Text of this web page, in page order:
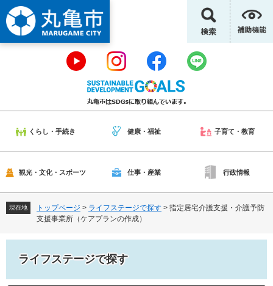
ー
ジ
の
。
ニ
ュ
ー
て
くらし・手続き 健康・福祉 子育て・教育
観光・文化・スポーツ 仕事・産業 行政情報
現在地 トップページ > ライフステージで探す > 指定居宅介護支援・介護予防
支援事業所（ケアプランの作成）
ライフステージで探す